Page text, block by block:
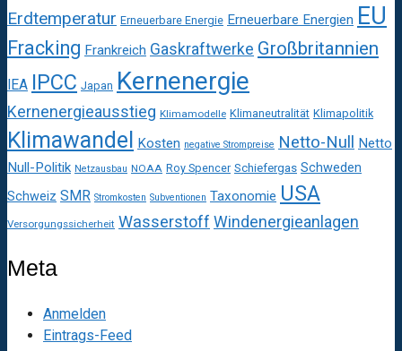
Erdtemperatur Erneuerbare Energie Erneuerbare Energien EU
Fracking Frankreich Gaskraftwerke Großbritannien
IEA IPCC Japan Kernenergie
Kernenergieausstieg Klimamodelle Klimaneutralität Klimapolitik
Klimawandel Kosten negative Strompreise Netto-Null Netto
Null-Politik Netzausbau NOAA Roy Spencer Schiefergas Schweden
Schweiz SMR Stromkosten Subventionen Taxonomie USA
Versorgungssicherheit Wasserstoff Windenergieanlagen
Meta
Anmelden
Eintrags-Feed